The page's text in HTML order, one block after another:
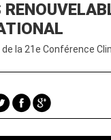
la 21e Conférence